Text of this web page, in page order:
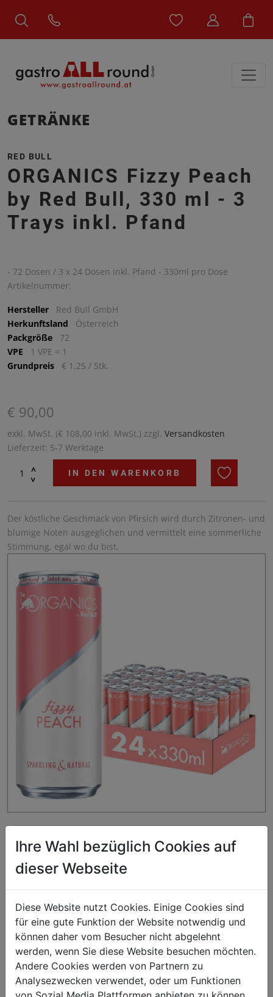
GETRÄNKE
RED BULL
ORGANICS Fizzy Peach
by Red Bull, 330 ml - 3
Trays inkl. Pfand
- 72 Dosen / 3 x 24 Dosen inkl. Pfand - 330ml pro Dose
Artikelnummer:
Hersteller
Red Bull GmbH
Herkunftsland
Österreich
Packgröße
72
VPE
1 VPE = 1
Grundpreis
€ 1,25 / Stk.
€ 90,00
exkl. MwSt. (€ 108,00 inkl. MwSt.) zzgl. Versandkosten
Lieferzeit: 5-7 Werktage
^
^
IN DEN WARENKORB
Der köstliche Geschmack von Pfirsich wird durch Zitronen- und
blumige Noten ausgeglichen und vermittelt eine sommerliche
Stimmung, egal wo du bist.
Kunden kauften auch
Ihre Wahl bezüglich Cookies auf
dieser Webseite
Diese Website nutzt Cookies. Einige Cookies sind
für eine gute Funktion der Website notwendig und
können daher vom Besucher nicht abgelehnt
werden, wenn Sie diese Website besuchen möchten.
Andere Cookies werden von Partnern zu
Analysezwecken verwendet, oder um Funktionen